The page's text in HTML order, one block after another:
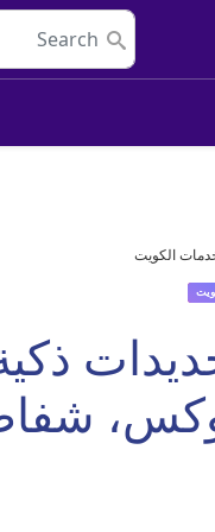
الكويت